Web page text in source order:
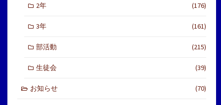
2年 (176)
3年 (161)
部活動 (215)
生徒会 (39)
お知らせ (70)